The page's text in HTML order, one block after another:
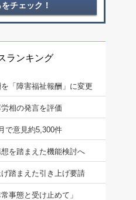
チェック！
ランキング
「障害福祉報酬」に変更
相の発言を評価
で意見約5,300件
を踏まえた機能検討へ
踏まえた引き上げ要請
事態と受け止めて」